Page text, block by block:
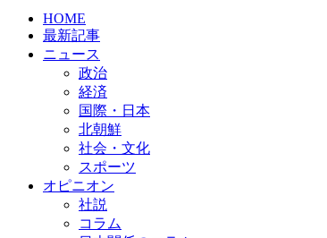
HOME
最新記事
ニュース
政治
経済
国際・日本
北朝鮮
社会・文化
スポーツ
オピニオン
社説
コラム